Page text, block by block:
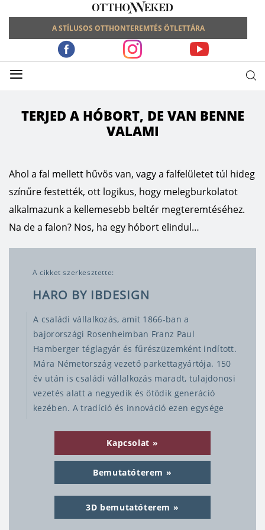
A STÍLUSOS OTTHONTEREMTÉS ÖTLETTÁRA
≡
TERJED A HÓBORT, DE VAN BENNE
VALAMI
Ahol a fal mellett hűvös van, vagy a falfelületet túl hideg
színűre festették, ott logikus, hogy melegburkolatot
alkalmazunk a kellemesebb beltér megteremtéséhez.
Na de a falon? Nos, ha egy hóbort elindul…
A cikket szerkesztette:
HARO BY IBDESIGN
A családi vállalkozás, amit 1866-ban a
bajorországi Rosenheimban Franz Paul
Hamberger téglagyár és fűrészüzemként indított.
Mára Németország vezető parkettagyártója. 150
év után is családi vállalkozás maradt, tulajdonosi
vezetés alatt a negyedik és ötödik generáció
kezében. A tradíció és innováció ezen egysége
A Haro parkettagyár története
Az értékes fából, ami rendezett
innovatív gyártási technológiákkal, kiváló parketta
készül, ami minden lakást értékkel ruház fel, és a
Kapcsolat
Bemutatóterem
3D bemutatóterem